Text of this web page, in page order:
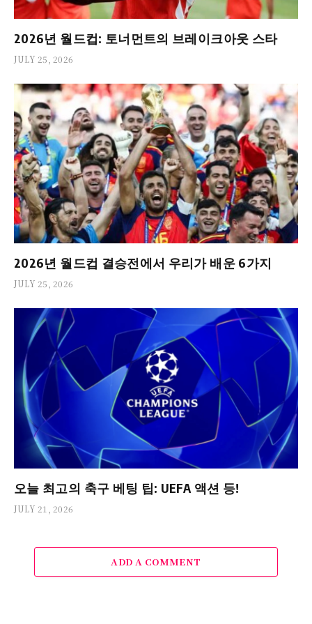
2026년 월드컵: 토너먼트의 브레이크아웃 스타
JULY 25, 2026
2026년 월드컵 결승전에서 우리가 배운 6가지
JULY 25, 2026
오늘 최고의 축구 베팅 팁: UEFA 액션 등!
JULY 21, 2026
ADD A COMMENT